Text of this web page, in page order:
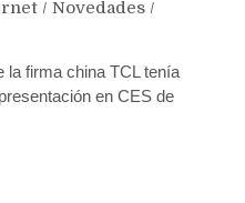
/ Novedades /
firma china TCL tenía
en CES de